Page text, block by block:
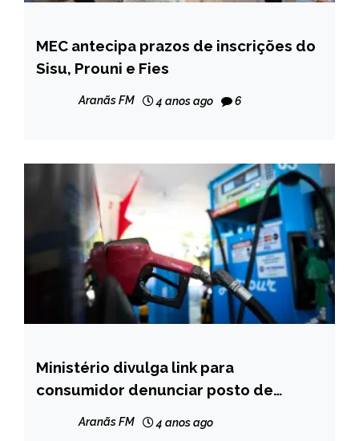
BRASIL
NOTÍCIAS
MEC antecipa prazos de inscrições do
Sisu, Prouni e Fies
Aranãs FM 4 anos ago 6
BRASIL
CAPELINHA
NOTÍCIAS
Ministério divulga link para
consumidor denunciar posto de
Aranãs FM 4 anos ago